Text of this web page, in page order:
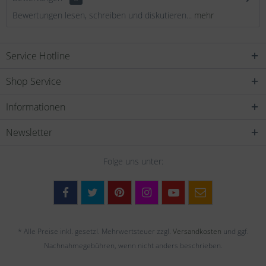
Bewertungen lesen, schreiben und diskutieren... mehr
Service Hotline
Shop Service
Informationen
Newsletter
Folge uns unter:
* Alle Preise inkl. gesetzl. Mehrwertsteuer zzgl. Versandkosten und ggf.
Nachnahmegebühren, wenn nicht anders beschrieben.